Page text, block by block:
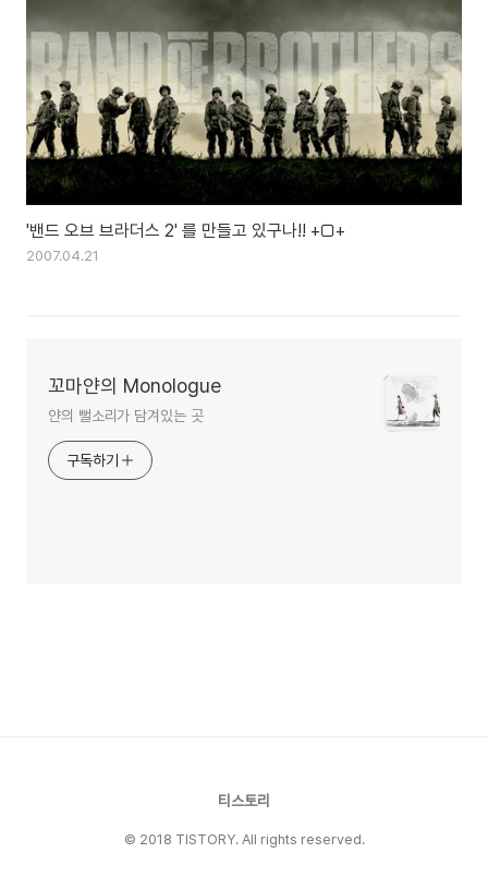
'밴드 오브 브라더스 2' 를 만들고 있구나!! +□+
2007.04.21
꼬마얀의 Monologue
얀의 뻘소리가 담겨있는 곳
구독하기
티스토리
© 2018 TISTORY. All rights reserved.